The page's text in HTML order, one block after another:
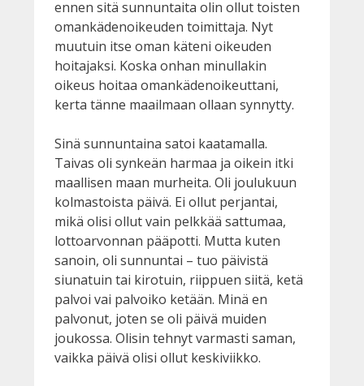
ennen sitä sunnuntaita olin ollut toisten
omankädenoikeuden toimittaja. Nyt
muutuin itse oman käteni oikeuden
hoitajaksi. Koska onhan minullakin
oikeus hoitaa omankädenoikeuttani,
kerta tänne maailmaan ollaan synnytty.
Sinä sunnuntaina satoi kaatamalla.
Taivas oli synkeän harmaa ja oikein itki
maallisen maan murheita. Oli joulukuun
kolmastoista päivä. Ei ollut perjantai,
mikä olisi ollut vain pelkkää sattumaa,
lottoarvonnan pääpotti. Mutta kuten
sanoin, oli sunnuntai – tuo päivistä
siunatuin tai kirotuin, riippuen siitä, ketä
palvoi vai palvoiko ketään. Minä en
palvonut, joten se oli päivä muiden
joukossa. Olisin tehnyt varmasti saman,
vaikka päivä olisi ollut keskiviikko.